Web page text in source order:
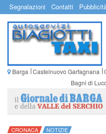
Segnalazioni Contatti
Barga Castelnuovo Garfagnana
Bagni di
CRONACA NOTIZIE